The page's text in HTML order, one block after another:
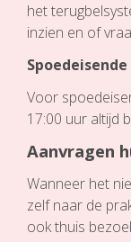
het
inzien en of
Voor
17:00 uur altijd
Aanvragen
Wanneer het
zelf naar de
ook thuis